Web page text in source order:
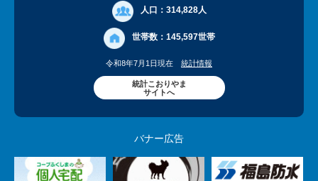
人口： 314,828人
世帯数： 145,597世帯
令和8年7月1日現在 統計情報
統計こおりやま
サイトへ
バナー広告